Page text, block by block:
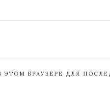
ЭТОМ БРАУЗЕРЕ ДЛЯ